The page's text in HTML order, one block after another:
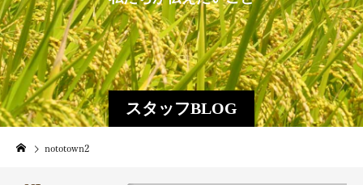
スタッフBLOG
nototown2